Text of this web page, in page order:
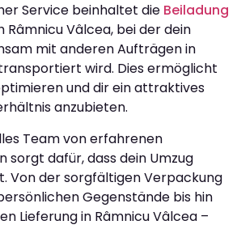
Service beinhaltet die Beiladung
Vâlcea, bei der dein
mit anderen Aufträgen in
wird. Dies ermöglicht
und dir ein attraktives
anzubieten.
Team von erfahrenen
sorgt dafür, dass dein Umzug
Von der sorgfältigen Verpackung
Gegenstände bis hin
Lieferung in Râmnicu Vâlcea –